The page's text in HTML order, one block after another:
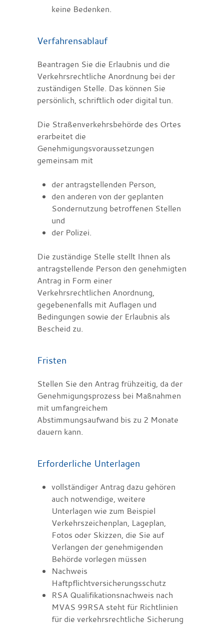
keine Bedenken.
Verfahrensablauf
Beantragen Sie die Erlaubnis und die
Verkehrsrechtliche Anordnung bei der
zuständigen Stelle. Das können Sie
persönlich, schriftlich oder digital tun.
Die Straßenverkehrsbehörde des Ortes
erarbeitet die
Genehmigungsvoraussetzungen
gemeinsam mit
der antragstellenden Person,
den anderen von der geplanten
Sondernutzung betroffenen Stellen
und
der Polizei.
Die zuständige Stelle stellt Ihnen als
antragstellende Person den genehmigten
Antrag in Form einer
Verkehrsrechtlichen Anordnung,
gegebenenfalls mit Auflagen und
Bedingungen sowie der Erlaubnis als
Bescheid zu.
Fristen
Stellen Sie den Antrag frühzeitig, da der
Genehmigungsprozess bei Maßnahmen
mit umfangreichem
Abstimmungsaufwand bis zu 2 Monate
dauern kann.
Erforderliche Unterlagen
vollständiger Antrag dazu gehören
auch notwendige, weitere
Unterlagen wie zum Beispiel
Verkehrszeichenplan, Lageplan,
Fotos oder Skizzen, die Sie auf
Verlangen der genehmigenden
Behörde vorlegen müssen
Nachweis
Haftpflichtversicherungsschutz
RSA Qualifikationsnachweis nach
MVAS 99RSA steht für Richtlinien
für die verkehrsrechtliche Sicherung